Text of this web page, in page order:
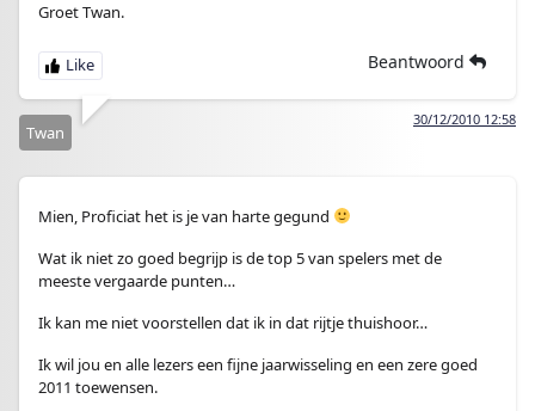
Groet Twan.
Beantwoord
30/12/2010 12:58
Twan
Mien, Proficiat het is je van harte gegund
Wat ik niet zo goed begrijp is de top 5 van spelers met de
meeste vergaarde punten…
Ik kan me niet voorstellen dat ik in dat rijtje thuishoor…
Ik wil jou en alle lezers een fijne jaarwisseling en een zere goed
2011 toewensen.